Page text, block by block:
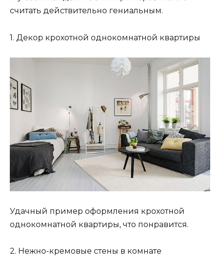
считать действительно гениальным.
1. Декор крохотной однокомнатной квартиры
Удачный пример оформления крохотной
однокомнатной квартиры, что понравится.
2. Нежно-кремовые стены в комнате